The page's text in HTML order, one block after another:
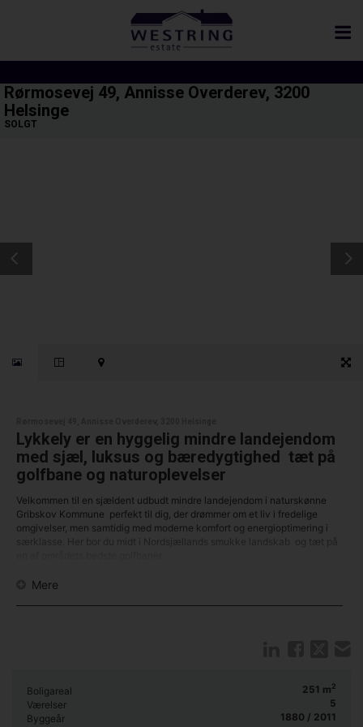
Rørmosevej 49, Annisse Overderev, 3200
Helsinge
SOLGT
Lykkely er en hyggelig mindre landejendom
med sjæl, luksus og bæredygtighed  tæt på
golfbane og naturoplevelser
Velkommen til en sjældent udbudt mindre landejendom i naturskønne
Gribskov Kommune  perfekt til dig, der drømmer om et liv i fredelige
omgivelser, men samtidig med moderne komfort og energioptimering i
særklasse. Her bor du midt i Nordsjællands smukke landskab  og tæt på
Denne indbydende bolig byder på mange dejlige kvadratmeter, som er
lige til at flytte ind i. Hele hjemmet er gennemtænkt og velholdt med en
planløsning, der både tilgodeser familiens behov og skaber en
atmosfæren fra den hyggelige brændeovn.
Det rummelige soveværelse har egen udgang til en mindre
morgenterrasse, hvor kaffen kan nydes i fred og ro, samt adgang til et
Mere
Boligareal 251 m2
Værelser
5
Byggeår
1880 / 2011